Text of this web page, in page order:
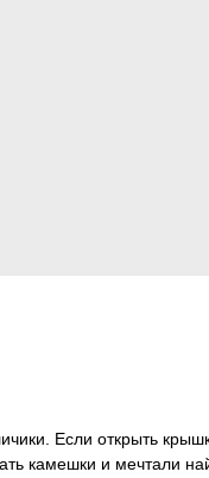
Если открыть
камешки и мечтали